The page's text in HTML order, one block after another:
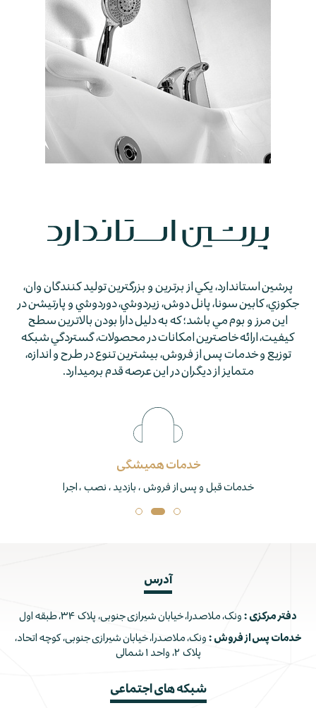
پرشين استاندارد، يكي از برترين و بزرگترين توليد كنندگان وان،
جكوزي، كابين سونا، پانل دوش، زيردوشي، دوردوشي و پارتيشن در
اين مرز و بوم مي باشد؛ كه به دليل دارا بودن بالاترين سطح
كيفيت، ارائه خاصترين امكانات در محصولات، گستردگي شبكه
توزيع و خدمات پس از فروش، بيشترين تنوع در طرح و اندازه،
متمايز از ديگران در اين عرصه قدم برمي­دارد.
خدمات همیشگی
خدمات قبل و پس از فروش ، بازدید ، نصب ، اجرا
آدرس
دفتر مرکزی : ونک، ملاصدرا، خیابان شیرازی جنوبی، پلاک ۳۴، طبقه اول
خدمات پس از فروش : ونک، ملاصدرا، خیابان شیرازی جنوبی، کوچه اتحاد،
پلاک ۲، واحد ۱ شمالی
شبکه های اجتماعی